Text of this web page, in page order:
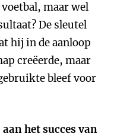
maar wel
De sleutel
hij in de aanloop
creëerde, maar
bleef voor
het succes van